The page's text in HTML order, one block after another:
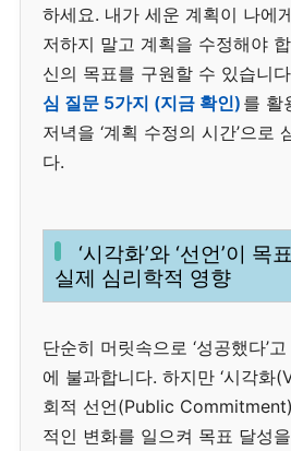
하세요. 내가 세운 계획이 나에
저하지 말고 계획을 수정해야
신의 목표를 구원할 수 있습니
심 질문 5가지 (지금 확인) 를 활
저녁을 ‘계획 수정의 시간’으로
다.
‘시각화’와 ‘선언’이
실제 심리학적 영향
단순히 머릿속으로 ‘성공했다’
에 불과합니다. 하지만 ‘시각화
회적 선언(Public
적인 변화를 일으켜 목표 달성